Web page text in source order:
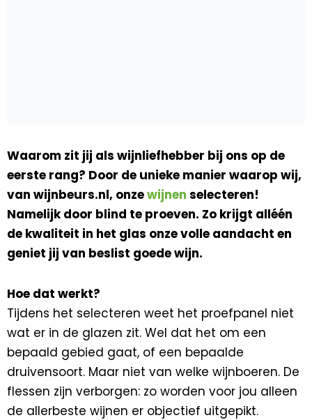
Waarom zit jij als wijnliefhebber bij ons op de
eerste rang? Door de unieke manier waarop wij,
van wijnbeurs.nl, onzewijnen selecteren!
Namelijk door blind te proeven. Zo krijgt alléén
de kwaliteit in het glas onze volle aandacht en
geniet jij van beslist goede wijn.
Hoe dat werkt?
Tijdens het selecteren weet het proefpanel niet
wat er in de glazen zit. Wel dat het om een
bepaald gebied gaat, of een bepaalde
druivensoort. Maar niet van welke wijnboeren. De
flessen zijn verborgen: zo worden voor jou alleen
de allerbeste wijnen er objectief uitgepikt.